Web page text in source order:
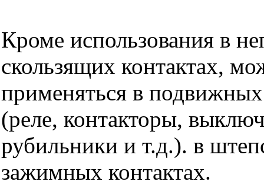
Кроме использования в
скользящих контактах,
применяться в подвижных
(реле, контакторы,
рубильники и т.д.). в
зажимных контактах.